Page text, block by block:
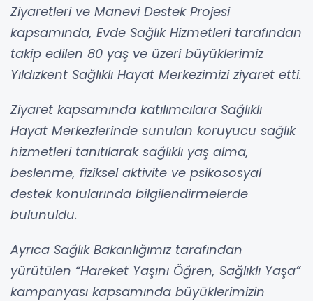
Ziyaretleri ve Manevi Destek Projesi
kapsamında, Evde Sağlık Hizmetleri tarafından
takip edilen 80 yaş ve üzeri büyüklerimiz
Yıldızkent Sağlıklı Hayat Merkezimizi ziyaret etti.
Ziyaret kapsamında katılımcılara Sağlıklı
Hayat Merkezlerinde sunulan koruyucu sağlık
hizmetleri tanıtılarak sağlıklı yaş alma,
beslenme, fiziksel aktivite ve psikososyal
destek konularında bilgilendirmelerde
bulunuldu.
Ayrıca Sağlık Bakanlığımız tarafından
yürütülen “Hareket Yaşını Öğren, Sağlıklı Yaşa”
kampanyası kapsamında büyüklerimizin